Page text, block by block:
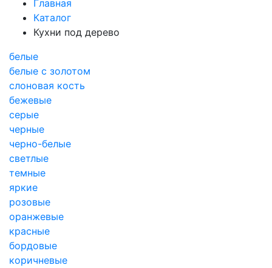
Главная
Каталог
Кухни под дерево
белые
белые с золотом
слоновая кость
бежевые
серые
черные
черно-белые
светлые
темные
яркие
розовые
оранжевые
красные
бордовые
коричневые